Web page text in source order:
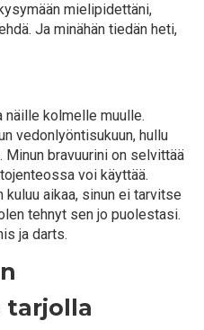
mielipidettäni,
Ja minähän tiedän heti,
näille kolmelle muulle.
vedonlyöntisukuun, hullu
bravuurini on selvittää
voi käyttää.
aikaa, sinun ei tarvitse
tehnyt sen jo puolestasi.
ja darts.
tarjolla